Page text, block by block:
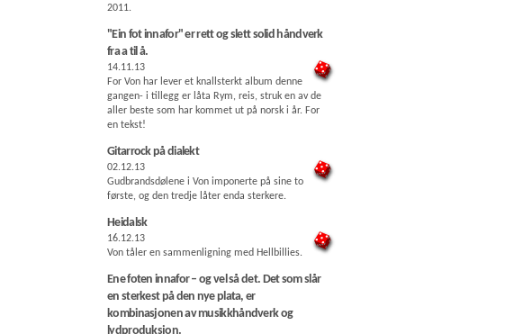
2011.
"Ein fot innafor" er rett og slett solid håndverk
fra a til å.
14.11.13
For Von har lever et knallsterkt album denne
gangen- i tillegg er låta Rym, reis, struk en av de
aller beste som har kommet ut på norsk i år. For
en tekst!
Gitarrock på dialekt
02.12.13
Gudbrandsdølene i Von imponerte på sine to
første, og den tredje låter enda sterkere.
Heidalsk
16.12.13
Von tåler en sammenligning med Hellbillies.
Ene foten innafor – og vel så det. Det som slår
en sterkest på den nye plata, er
kombinasjonen av musikkhåndverk og
lydproduksjon.